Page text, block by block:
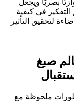
التفكير في كيفية
لتحقيق التأثير
صبغ
ملحوظة مع